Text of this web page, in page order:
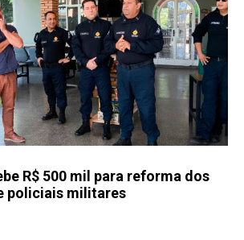
R$ 500 mil para reforma dos
policiais militares